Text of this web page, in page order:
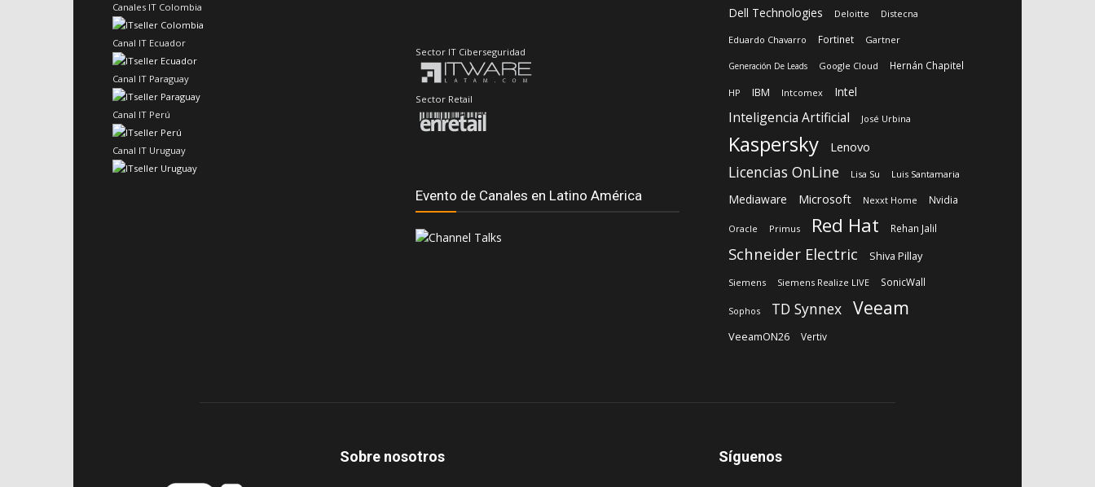
Canales IT Colombia
Canal IT Ecuador
Canal IT Paraguay
Canal IT Perú
Canal IT Uruguay
Sector IT Ciberseguridad
Sector Retail
Evento de Canales en Latino América
Dell Technologies Deloitte Distecna
Eduardo Chavarro Fortinet Gartner
Generación De Leads Google Cloud Hernán Chapitel
HP IBM Intcomex Intel
Inteligencia Artificial José Urbina
Kaspersky Lenovo
Licencias OnLine Lisa Su Luis Santamaria
Mediaware Microsoft Nexxt Home Nvidia
Oracle Primus Red Hat Rehan Jalil
Schneider Electric Shiva Pillay
Siemens Siemens Realize LIVE SonicWall
Sophos TD Synnex Veeam
VeeamON26 Vertiv
Sobre nosotros Síguenos